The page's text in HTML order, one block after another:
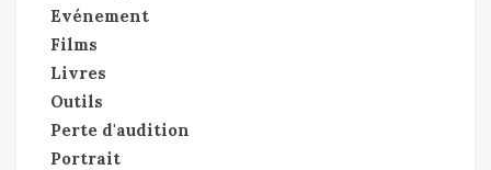
Evénement
Films
Livres
Outils
Perte d'audition
Portrait